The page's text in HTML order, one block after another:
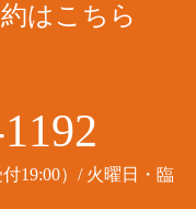
はこちら
19:00）/ 火曜日・臨